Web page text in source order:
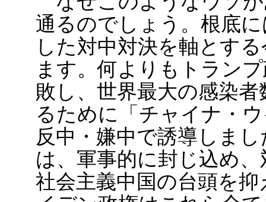
通るのでしょう。根底
した対中対決を軸とす
ます。何よりもトラン
敗し、世界最大の感染
るために「チャイナ・
反中・嫌中で誘導しま
は、軍事的に封じ込め
社会主義中国の台頭を